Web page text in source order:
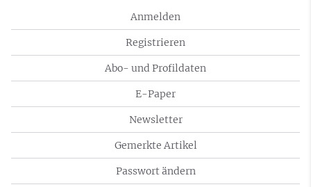
Anmelden
Registrieren
Abo- und Profildaten
E-Paper
Newsletter
Gemerkte Artikel
Passwort ändern